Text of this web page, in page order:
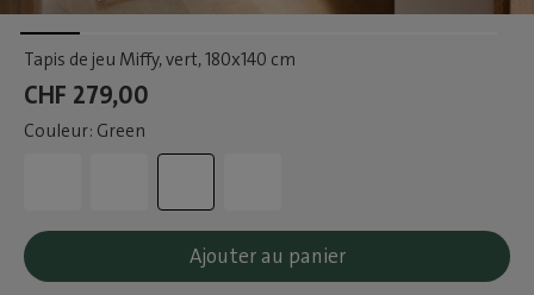
Tapis de jeu Miffy, vert, 180x140 cm
CHF 279,00
Couleur: Green
Ajouter au panier